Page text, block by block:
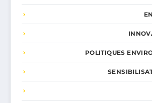
POLITIQUES